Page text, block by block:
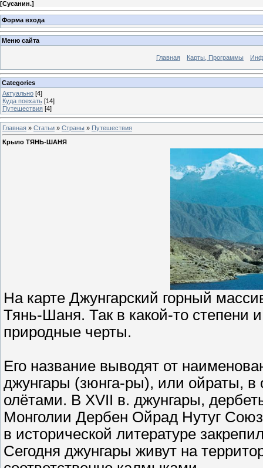
[Сусанин.]
Форма входа
Меню сайта
Главная Карты, Программы
Categories
Актуально [4]
Куда поехать [14]
Путешествия [4]
Главная » Статьи » Страны » Путешествия
Крыло ТЯНЬ-ШАНЯ
На карте Джунгарский горный
Тянь-Шаня. Так в какой-то степени
природные черты.
Его название выводят от
джунгары (зюнга-ры), или ойраты, в
олётами. В XVII в. джунгары,
Монголии Дербен Ойрад Нутуг
в исторической литературе
Сегодня джунгары живут на